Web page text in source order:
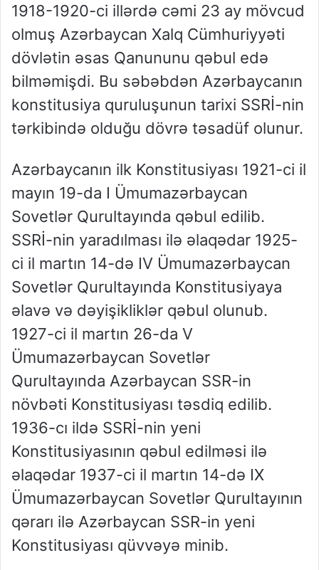
1918-1920-ci illərdə cəmi 23 ay mövcud
olmuş Azərbaycan Xalq Cümhuriyyəti
dövlətin əsas Qanununu qəbul edə
bilməmişdi. Bu səbəbdən Azərbaycanın
konstitusiya quruluşunun tarixi SSRİ-nin
tərkibində olduğu dövrə təsadüf olunur.
Azərbaycanın ilk Konstitusiyası 1921-ci il
mayın 19-da I Ümumazərbaycan
Sovetlər Qurultayında qəbul edilib.
SSRİ-nin yaradılması ilə əlaqədar 1925-
ci il martın 14-də IV Ümumazərbaycan
Sovetlər Qurultayında Konstitusiyaya
əlavə və dəyişikliklər qəbul olunub.
1927-ci il martın 26-da V
Ümumazərbaycan Sovetlər
Qurultayında Azərbaycan SSR-in
növbəti Konstitusiyası təsdiq edilib.
1936-cı ildə SSRİ-nin yeni
Konstitusiyasının qəbul edilməsi ilə
əlaqədar 1937-ci il martın 14-də IX
Ümumazərbaycan Sovetlər Qurultayının
qərarı ilə Azərbaycan SSR-in yeni
Konstitusiyası qüvvəyə minib.